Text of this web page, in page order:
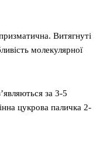
Витягнуті
молекулярної
за 3-5
цукрова паличка 2-